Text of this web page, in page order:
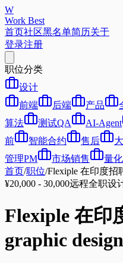
W
Work Best
首页社区黑名单简历关于
登录注册
职位分类
设计
前端
后端 产品
算法
测试QA AI-Agent
前
智能合约 售后
管理PM
市场销售 量化
首页/职位/Flexiple 在印度招
¥20,000 - 30,000远程全职设
Flexiple 在印
graphic